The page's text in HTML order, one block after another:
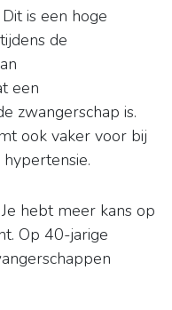
Dit is een hoge
de
een
zwangerschap is.
ook vaker voor bij
Je hebt meer kans op
Op 40-jarige